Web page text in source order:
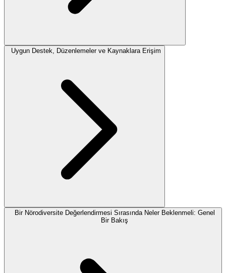
Uygun Destek, Düzenlemeler ve Kaynaklara Erişim
Bir Nörodiversite Değerlendirmesi Sırasında Neler Beklenmeli: Genel
Bir Bakış